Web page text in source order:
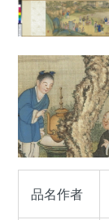
品名作者